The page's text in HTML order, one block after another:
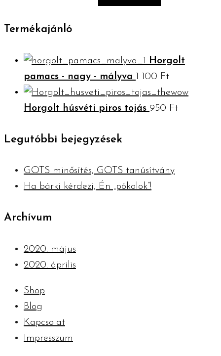
Termékajánló
Horgolt
pamacs - nagy - mályva 1 100 Ft
Horgolt húsvéti piros tojás 950 Ft
Legutóbbi bejegyzések
GOTS minősítés, GOTS tanúsítvány
Ha bárki kérdezi, Én „pókolok”!
Archívum
2020. május
2020. április
Shop
Blog
Kapcsolat
Impresszum